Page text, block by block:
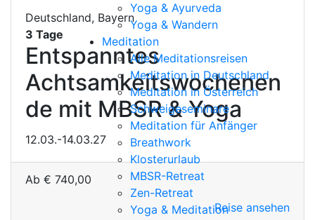
Yoga & Ayurveda
Yoga & Wandern
Meditation
Alle Meditationsreisen
Meditation in Deutschland
Meditation in Österreich
Schweigeseminare
Meditation für Anfänger
Breathwork
Klosterurlaub
MBSR-Retreat
Zen-Retreat
Yoga & Meditation
Deutschland, Bayern
3 Tage
Entspanntes
Achtsamkeitswochenen
de mit MBSR & Yoga
12.03.-14.03.27
Ab € 740,00
Reise ansehen